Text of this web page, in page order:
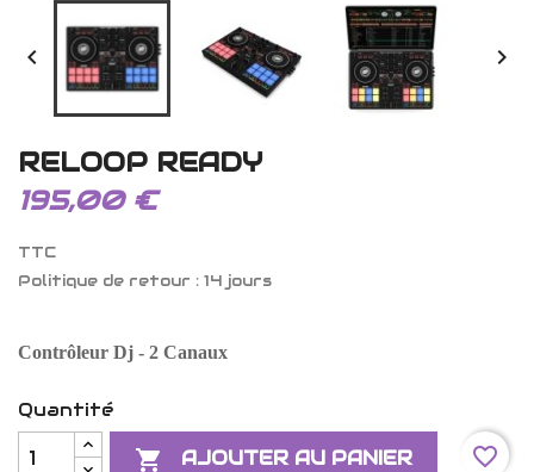
 
RELOOP READY
195,00 €
TTC
Politique de retour : 14 jours
Contrôleur Dj - 2 Canaux
Quantité
 AJOUTER AU PANIER favorite_border